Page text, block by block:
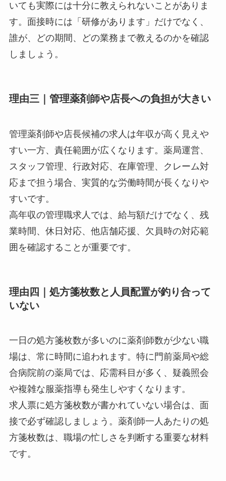
いても実際には十分に教えられないことがありま
す。面接時には「研修があります」だけでなく、
誰が、どの期間、どの業務まで教えるのかを確認
しましょう。
理由三｜管理薬剤師や店長への負担が大きい
管理薬剤師や店長候補の求人は年収が高く見えや
すい一方、責任範囲が広くなります。薬局運営、
スタッフ管理、行政対応、在庫管理、クレーム対
応まで担う場合、実質的な労働時間が長くなりや
すいです。
高年収の管理職求人では、給与額だけでなく、残
業時間、休日対応、他店舗応援、欠員時の対応範
囲を確認することが重要です。
理由四｜処方箋枚数と人員配置が釣り合って
いない
一日の処方箋枚数が多いのに薬剤師数が少ない職
場は、常に時間に追われます。特に門前薬局や総
合病院前の薬局では、応需科目が多く、疑義照会
や複雑な服薬指導も発生しやすくなります。
求人票に処方箋枚数が書かれていない場合は、面
接で必ず確認しましょう。薬剤師一人あたりの処
方箋枚数は、職場の忙しさを判断する重要な材料
です。